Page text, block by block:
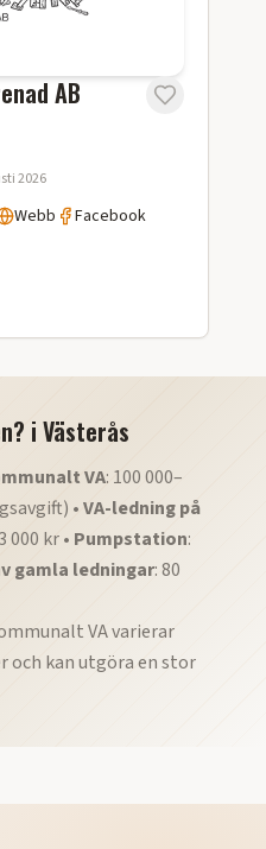
AB
2026
Webb
Facebook
i Västerås
VA: 100 000–
•VA-ledning på
000 kr • Pumpstation:
gamla ledningar: 80
VA varierar
kan utgöra en stor